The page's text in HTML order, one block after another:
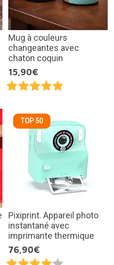
Mug à couleurs
changeantes avec
chaton coquin
15,90€
TOP 50
Pixiprint. Appareil photo
instantané avec
imprimante thermique
76,90€